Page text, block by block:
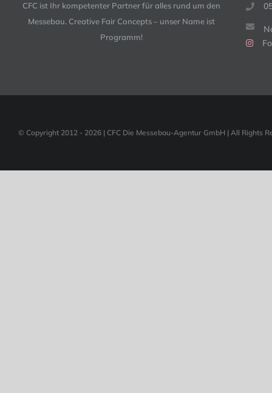
CFC ist Ihr kompetenter Partner für alles rund um den
Messebau. Creative Fair Concepts – unser Name ist
Programm!
© Copyright 2012 - 2026 | CFC Die Messebau-Agentur GmbH | All Rights